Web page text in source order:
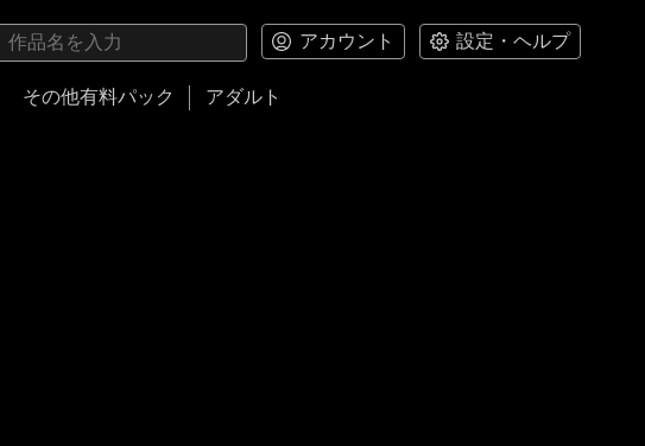
アカウント 設定・ヘルプ
その他有料パック アダルト